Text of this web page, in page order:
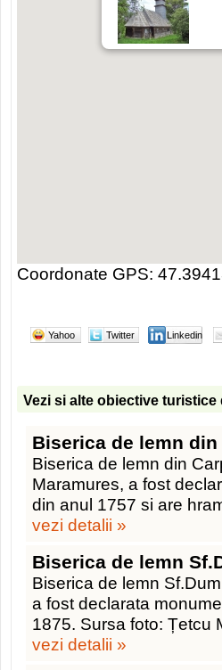
Coordonate GPS:
Yahoo Twitter Linkedin
Vezi si alte obiective turistice
Biserica de lemn
Biserica de lemn din
Maramures, a fost
din anul 1757 si are
vezi detalii »
Biserica de lemn
Biserica de lemn
a fost declarata
1875. Sursa foto: Țetcu
vezi detalii »